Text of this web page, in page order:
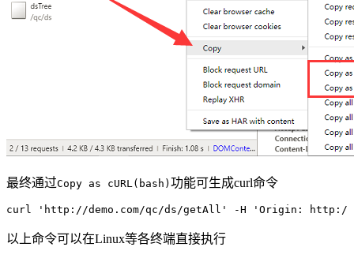
最终通过Copy as cURL(bash) 功能可生成curl命令
curl ' http://demo.com/qc/ds/getAll ' -H ' Origin: http://
以上命令可以在Linux等各终端直接执行